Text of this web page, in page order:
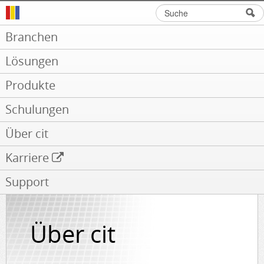
Branchen
Lösungen
Produkte
Schulungen
Über cit
Karriere
Support
Suchformular
Suche
Über cit